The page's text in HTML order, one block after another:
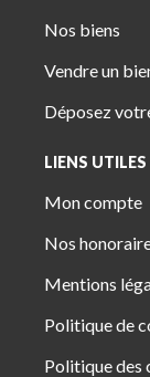
Nos biens
Vendre un
Déposez
LIENS UTILES
Mon compte
Nos
Mentions
Politique de
Politique des